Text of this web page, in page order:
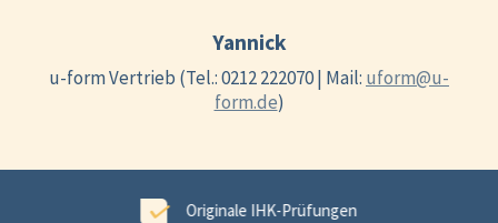
Yannick
u-form Vertrieb (Tel.: 0212 222070 | Mail: uform@u-
form.de)
99,6 % Erfolgsgarantie